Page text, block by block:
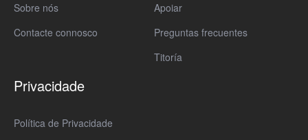
Sobre nós
Contacte connosco
Apoiar
Preguntas frecuentes
Titoría
Privacidade
Política de Privacidade